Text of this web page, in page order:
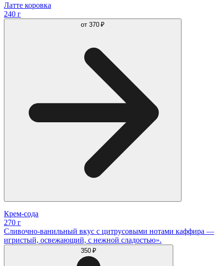
Латте коровка
240 г
от 370 ₽
Крем-сода
270 г
Сливочно‐ванильный вкус с цитрусовыми нотами каффира —
игристый, освежающий, с нежной сладостью».
350 ₽